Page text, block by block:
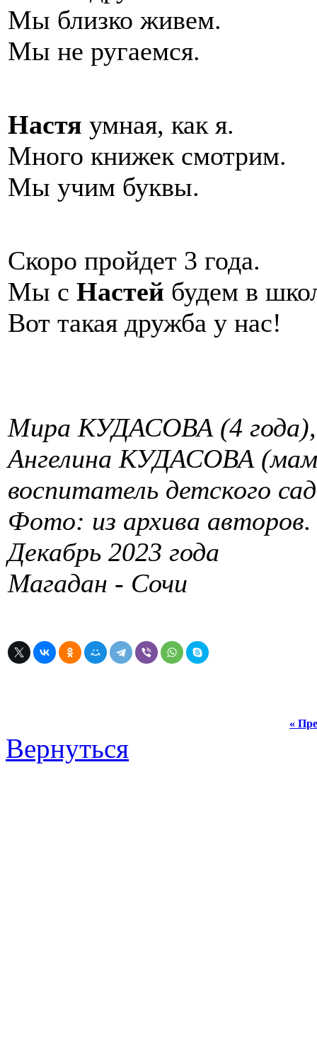
Мы близко живем.
Мы не ругаемся.
Настя умная, как я.
Много книжек смотрим.
Мы учим буквы.
Скоро пройдет 3 года.
Мы с Настей будем в
Вот такая дружба у нас!
Мира КУДАСОВА (4 года),
Ангелина КУДАСОВА
воспитатель детского
Фото: из архива авторов.
Декабрь 2023 года
Магадан - Сочи
«
Вернуться